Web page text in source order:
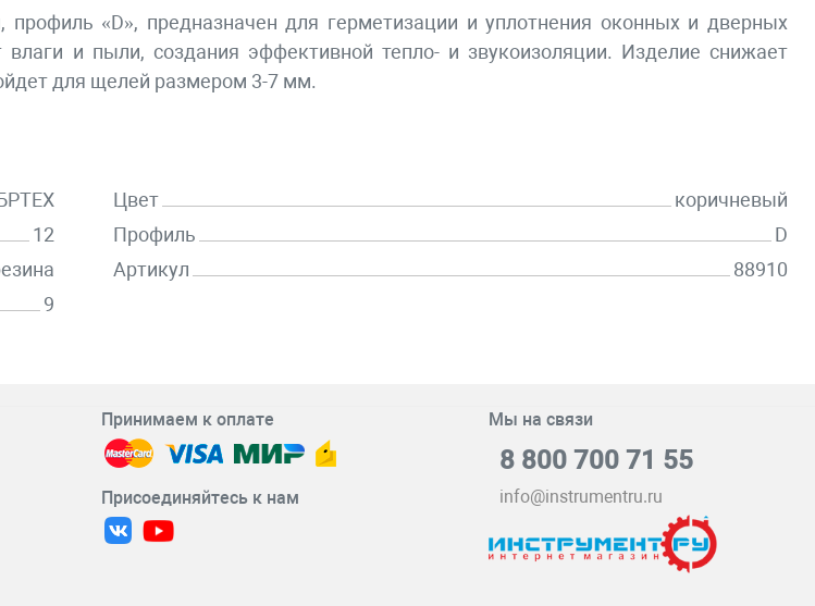
«D», предназначен для герметизации и уплотнения оконных и дверных
и пыли, создания эффективной тепло- и звукоизоляции. Изделие снижает
для щелей размером 3-7 мм.
12
9
Цвет
коричневый
Профиль
D
Артикул
88910
Принимаем к оплате
Присоединяйтесь к нам
Мы на связи
8 800 700 71 55
info@instrumentru.ru